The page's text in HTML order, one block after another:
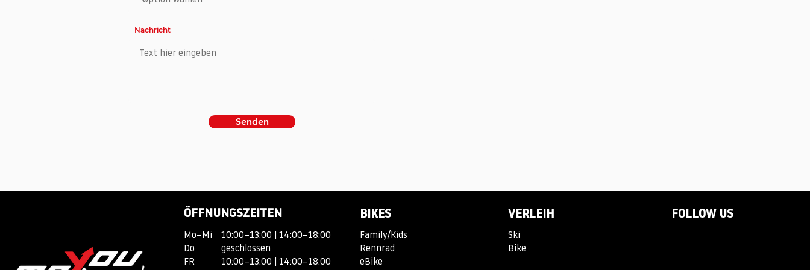
Nachricht
Senden
ÖFFNUNGSZEITEN
Mo–Mi
Do
FR
10:00–13:00 | 14:00–18:00
geschlossen
10:00–13:00 | 14:00–18:00
BIKES
Family/Kids
Rennrad
eBike
VERLEIH
Ski
Bike
FOLLOW US